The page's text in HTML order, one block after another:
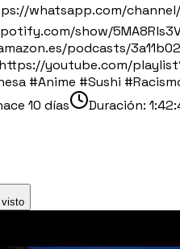
whatsapp.com/channel/
show/
podcasts/
youtube.com/
#Anime #Sushi
10 días Duración:
visto